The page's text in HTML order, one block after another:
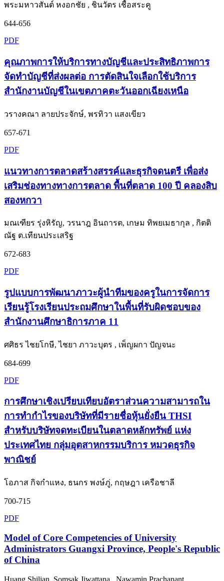
พระมหาวสันต์ หงอกชัย , ชินวัตร เชื้อสระคู
644-656
PDF
คุณภาพการให้บริการทางบัญชีและประสิทธิภาพการ
จัดทำบัญชีที่ส่งผลต่อ การตัดสินใจเลือกใช้บริการ
สำนักงานบัญชีในเขตภาคตะวันออกเฉียงเหนือ
วรางคณา ลายประจักษ์, พรทิวา แสงเขียว
657-671
PDF
แนวทางการตลาดสร้างสรรค์และธุรกิจดนตรี เพื่อส่ง
เสริมช่องทางทางการตลาด พื้นที่ตลาด 100 ปี คลองสิบ
สองหกวา
มณเฑียร รุ่งหิรัญ, วรนาฎ อินถารต, เกษม ทิพยเมธากุล , กิตติ
ณัฐ ต.เทียนประเสริฐ
672-683
PDF
รูปแบบการพัฒนาภาวะผู้นำทีมของครูในการจัดการ
เรียนรู้โรงเรียนประถมศึกษาในพื้นที่รับผิดชอบของ
สำนักงานศึกษาธิการภาค 11
ศศิธร ไชยโกษี, ไชยา ภาวะบุตร , เพ็ญผกา ปัญจนะ
684-699
PDF
การศึกษาเชิงเปรียบเทียบอัตราส่วนความสามารถใน
การทำกำไรของบริษัทที่มีรายชื่อหุ้นยั่งยืน THSI
สำหรับบริษัทจดทะเบียนในตลาดหลักทรัพย์ แห่ง
ประเทศไทย กลุ่มอุตสาหกรรมบริการ หมวดธุรกิจ
พาณิชย์
โอภาส กิจกำแหง, ธนกร พงษ์ภู่, กฤษฎา เครือชาลี
700-715
PDF
Model of Core Competencies of University
Administrators Guangxi Province, People's Republic
of China
Huang Shilian, Somsak Jiwattana , Nawamin Prachanant